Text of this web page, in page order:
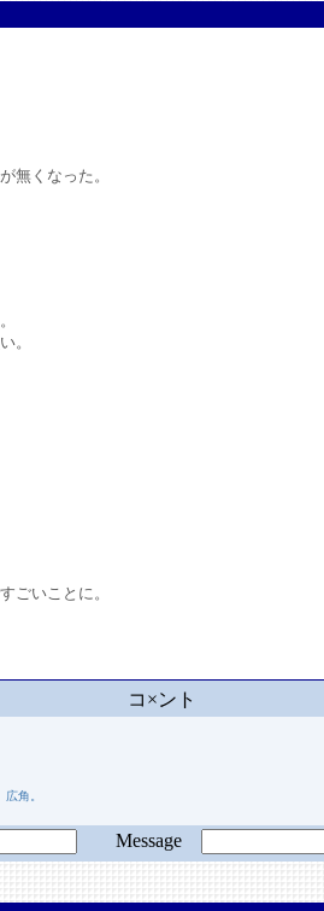
無くなった。
。
ごいことに。
コ×ント
角。
Message